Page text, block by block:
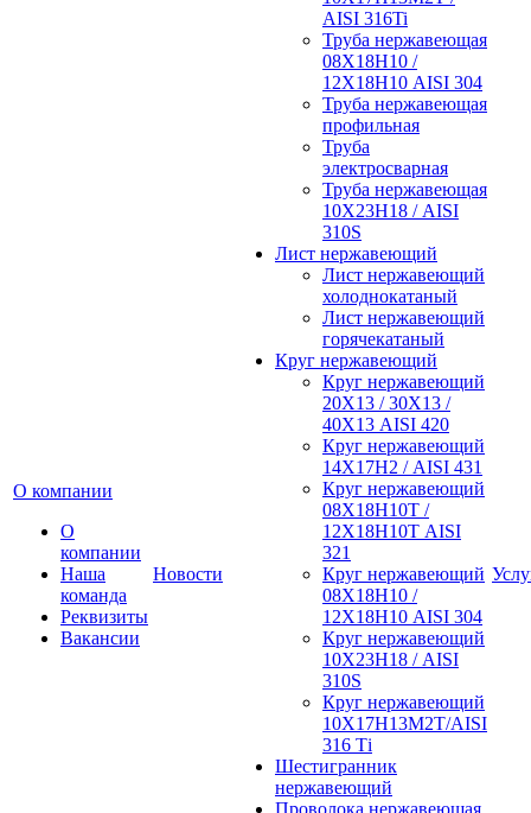
О компании
О
компании
Наша
команда
Реквизиты
Вакансии
Новости
AISI 316Ti
Труба нержавеющая
08Х18Н10 /
12Х18Н10 AISI 304
Труба нержавеющая
профильная
Труба
электросварная
Труба нержавеющая
10Х23Н18 / AISI
310S
Лист нержавеющий
Лист нержавеющий
холоднокатаный
Лист нержавеющий
горячекатаный
Круг нержавеющий
Круг нержавеющий
20Х13 / 30Х13 /
40Х13 AISI 420
Круг нержавеющий
14Х17Н2 / AISI 431
Круг нержавеющий
08Х18Н10Т /
12Х18Н10Т AISI
321
Круг нержавеющий
08Х18Н10 /
12Х18Н10 AISI 304
Круг нержавеющий
10Х23Н18 / AISI
310S
Круг нержавеющий
10Х17Н13М2Т/AISI
316 Тi
Шестигранник
нержавеющий
Проволока нержавеющая